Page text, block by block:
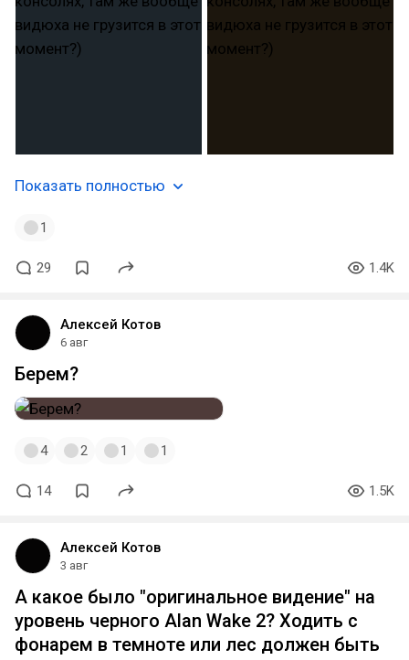
Показать полностью
1
29 1.4K
Алексей Котов
6 авг
Берем?
4 2 1 1
14 1.5K
Алексей Котов
3 авг
А какое было "оригинальное видение" на
уровень черного Alan Wake 2? Ходить с
фонарем в темноте или лес должен быть